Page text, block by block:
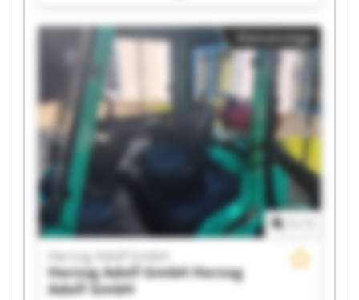
Adolf GmbH Herzog Adolf GmbH Herzog Adolf
GmbH Herzog Adolf GmbH Herzog Adolf GmbH
Herzog Adolf GmbH Herzog Adolf GmbH Herzog
GmbH Herzog Adolf GmbH
Kleinanzeige
Herzog Adolf GmbH
Herzog Adolf GmbHHerzog
Adolf GmbH